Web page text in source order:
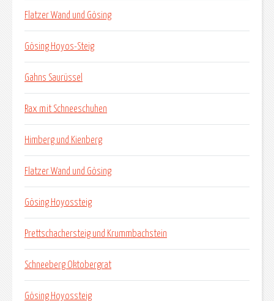
Flatzer Wand und Gösing
Gösing Hoyos-Steig
Gahns Saurüssel
Rax mit Schneeschuhen
Himberg und Kienberg
Flatzer Wand und Gösing
Gösing Hoyossteig
Prettschachersteig und Krummbachstein
Schneeberg Oktobergrat
Gösing Hoyossteig